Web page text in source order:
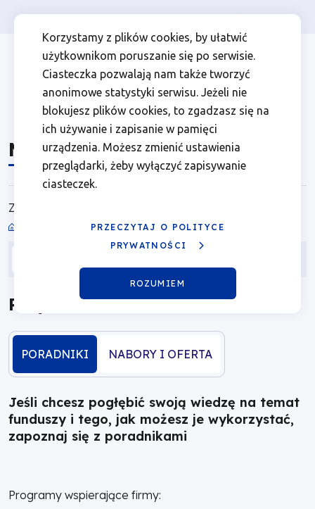
Korzystamy z plików cookies, by ułatwić
użytkownikom poruszanie się po serwisie.
Ciasteczka pozwalają nam także tworzyć
anonimowe statystyki serwisu. Jeżeli nie
blokujesz plików cookies, to zgadzasz się na
ich używanie i zapisanie w pamięci
urządzenia. Możesz zmienić ustawienia
przeglądarki, żeby wyłączyć zapisywanie
ciasteczek.
PRZECZYTAJ O POLITYCE
PRYWATNOŚCI
ROZUMIEM
Moje
Fundusze
Europejskie
dla
Wielkopolski
Przejdź
głównej
nawigacji
Przejdź
wyszukiwarki
Przejdź
zawartości
strony
Przejdź
stopki
Menu
Header
Top
Osoba prywatna Firma
Menu
top
left
Moje
Zapisuj, przechowuj i przeglądaj przydatne informacje
Przydatne dla Ciebie
PORADNIKI NABORY I OFERTA
Jeśli chcesz pogłębić swoją wiedzę na temat
funduszy i tego, jak możesz je wykorzystać,
zapoznaj się z poradnikami
Programy wspierające firmy: